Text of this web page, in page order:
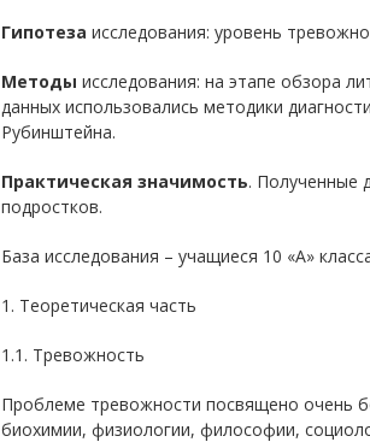
Гипотеза исследования: уровень
Методы исследования: на этапе обзора
данных использовались методики
Рубинштейна.
Практическая значимость. Полученные
подростков.
База исследования – учащиеся 10 «А»
1. Теоретическая часть
1.1. Тревожность
Проблеме тревожности посвящено очень
биохимии, физиологии, философии,